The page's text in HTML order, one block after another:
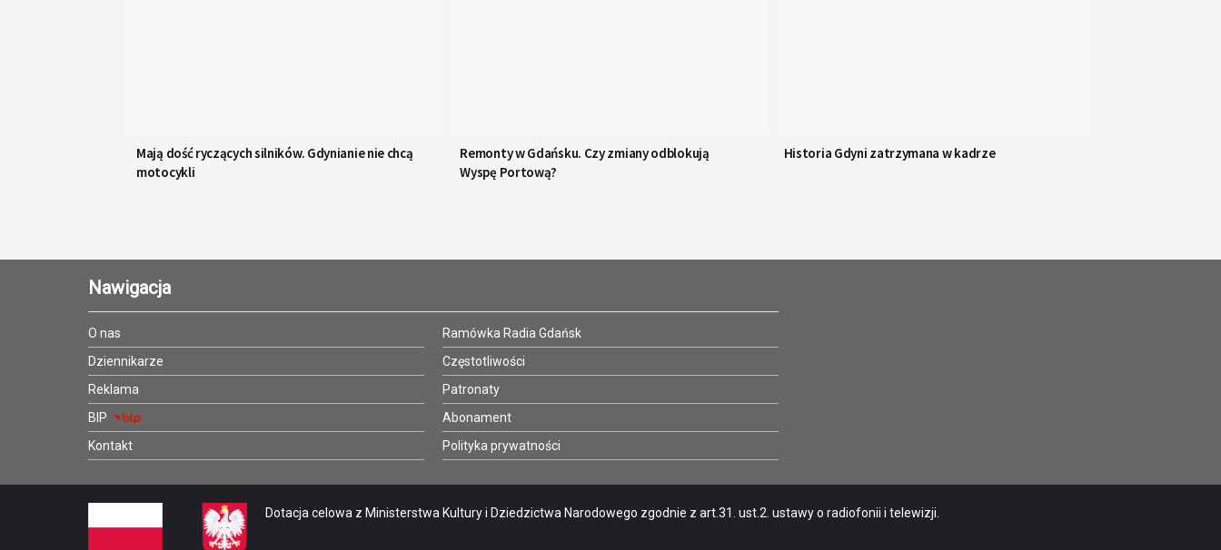
Mają dość ryczących silników. Gdynianie nie chcą
motocykli
Remonty w Gdańsku. Czy zmiany odblokują
Wyspę Portową?
Historia Gdyni zatrzymana w kadrze
Nawigacja
O nas
Dziennikarze
Reklama
BIP
Kontakt
Ramówka Radia Gdańsk
Częstotliwości
Patronaty
Abonament
Polityka prywatności
Dotacja celowa z Ministerstwa Kultury i Dziedzictwa Narodowego zgodnie z art.31. ust.2. ustawy o radiofonii i telewizji.